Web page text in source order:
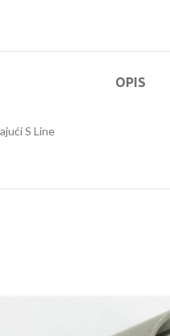
OPIS
S Line